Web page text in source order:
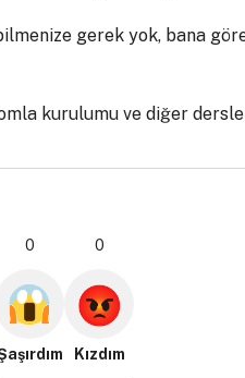
gerek yok, bana
kurulumu ve diğer
0 0
Kızdım